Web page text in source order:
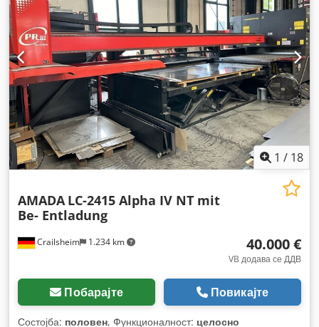
1 / 18
Crailsheim 1.234 km
AMADA LC-2415 Alpha IV NT mit
Be- Entladung
40.000 €
VB додава се ДДВ
Побарајте Повикајте
Состојба: половен, Функционалност: целосно